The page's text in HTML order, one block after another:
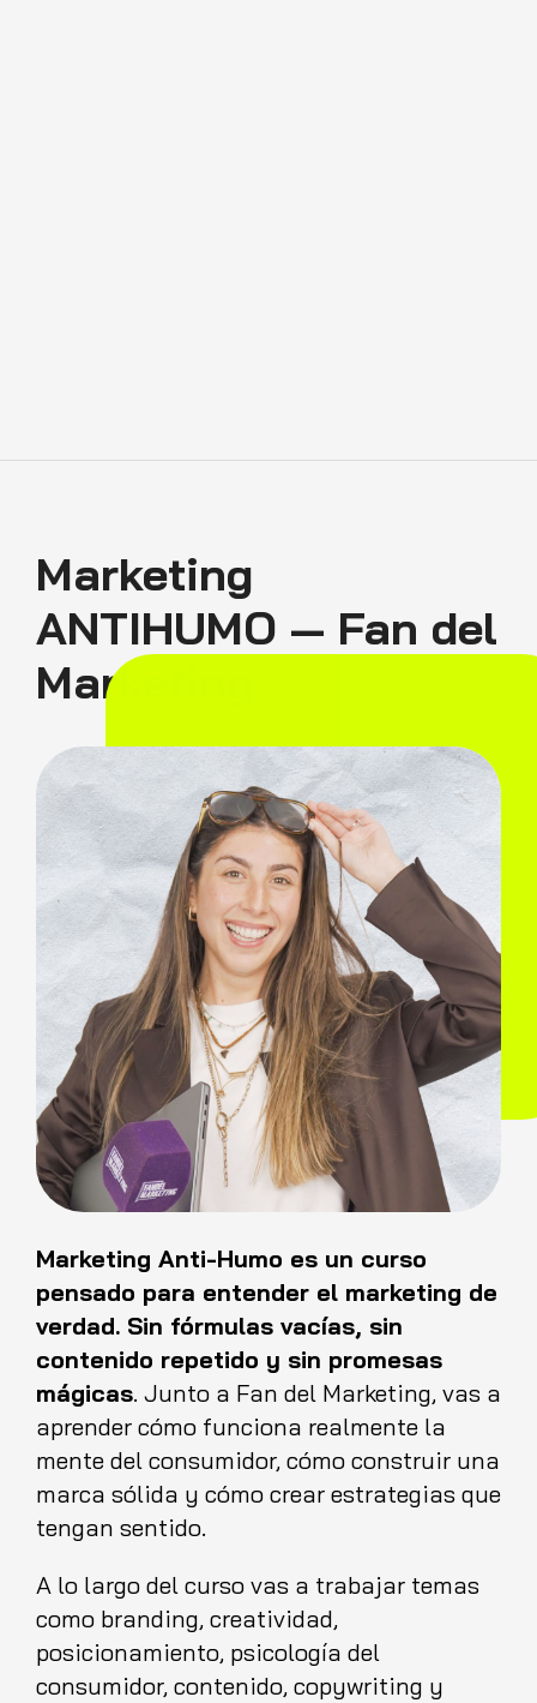
Marketing
ANTIHUMO — Fan del
Marketing
Marketing Anti-Humo es un curso
pensado para entender el marketing de
verdad. Sin fórmulas vacías, sin
contenido repetido y sin promesas
mágicas. Junto a Fan del Marketing, vas a
aprender cómo funciona realmente la
mente del consumidor, cómo construir una
marca sólida y cómo crear estrategias que
tengan sentido.
A lo largo del curso vas a trabajar temas
como branding, creatividad,
posicionamiento, psicología del
consumidor, contenido, copywriting y